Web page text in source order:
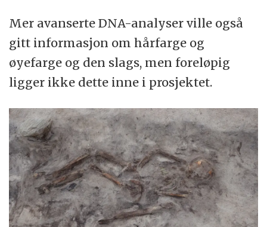
Mer avanserte DNA-analyser ville også
gitt informasjon om hårfarge og
øyefarge og den slags, men foreløpig
ligger ikke dette inne i prosjektet.